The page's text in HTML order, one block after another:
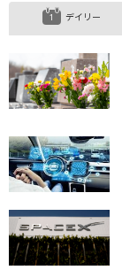
デイリー